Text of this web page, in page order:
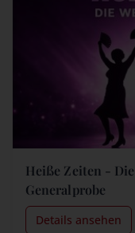
Heiße Zeiten -
Generalprobe
Details ansehen